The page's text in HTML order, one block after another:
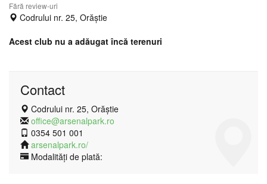
Fără review-uri
Codrului nr. 25, Orăștie
Acest club nu a adăugat încă terenuri
Contact
Codrului nr. 25, Orăștie
office@arsenalpark.ro
0354 501 001
arsenalpark.ro/
Modalități de plată: